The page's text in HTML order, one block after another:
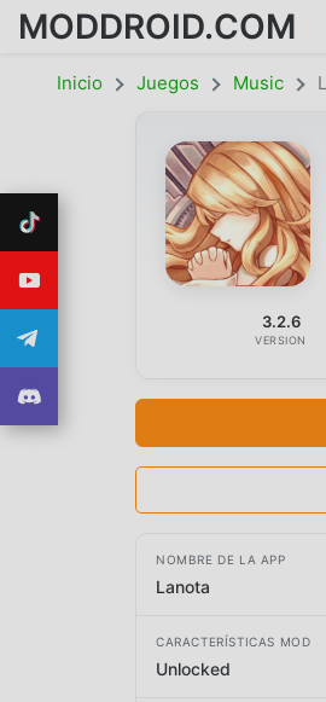
MODDROID.COM
Inicio Juegos Music
3.2.6
VERSION
NOMBRE DE LA APP
Lanota
CARACTERÍSTICAS MOD
Unlocked